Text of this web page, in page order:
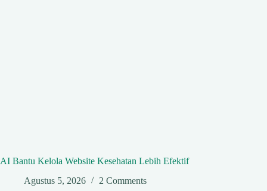
AI Bantu Kelola Website Kesehatan Lebih Efektif
Agustus 5, 2026
2 Comments